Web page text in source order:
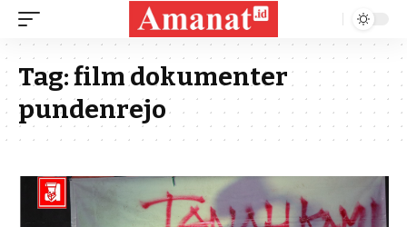
Tag:film dokumenter
pundenrejo